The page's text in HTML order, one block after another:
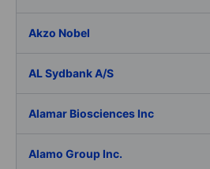
Akzo Nobel
AL Sydbank A/S
Alamar Biosciences Inc
Alamo Group Inc.